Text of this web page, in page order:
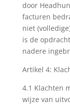
door
facturen
niet
is de
nadere
Artikel 4:
4.1 Klachten
wijze van